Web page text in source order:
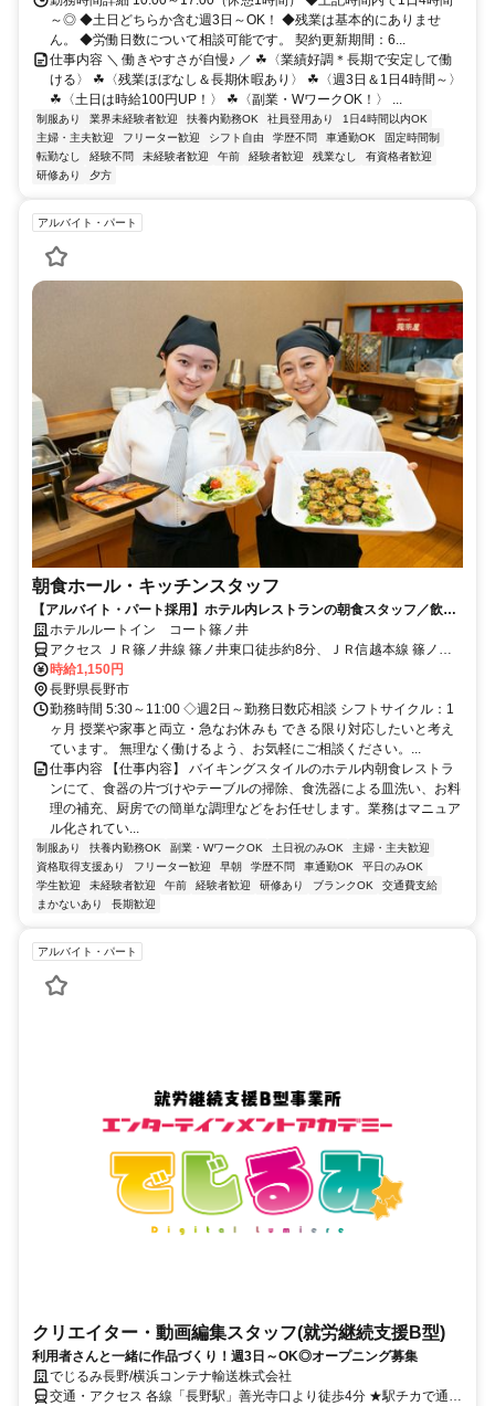
～◎ ◆土日どちらか含む週3日～OK！ ◆残業は基本的にありませ
ん。 ◆労働日数について相談可能です。 契約更新期間：6...
仕事内容 ＼ 働きやすさが自慢♪ ／ ☘〈業績好調＊長期で安定して働
ける〉 ☘〈残業ほぼなし＆長期休暇あり〉 ☘〈週3日＆1日4時間～〉
☘〈土日は時給100円UP！〉 ☘〈副業・WワークOK！〉 ...
制服あり 業界未経験者歓迎 扶養内勤務OK 社員登用あり
1日4時間以内OK
主婦・主夫歓迎
フリーター歓迎 シフト自由 学歴不問 車通勤OK
固定時間制
転勤なし
経験不問 未経験者歓迎 午前 経験者歓迎 残業なし
有資格者歓迎
研修あり
夕方
アルバイト・パート
朝食ホール・キッチンスタッフ
【アルバイト・パート採用】ホテル内レストランの朝食スタッフ／飲食
未経験歓迎！主婦(夫)さん活躍中
ホテルルートイン コート篠ノ井
アクセス ＪＲ篠ノ井線 篠ノ井東口徒歩約8分、ＪＲ信越本線 篠ノ井
東口徒歩約8分、しなの鉄道 篠ノ井東口徒歩約8分
時給1,150円
長野県長野市
勤務時間 5:30～11:00 ◇週2日～勤務日数応相談 シフトサイクル：1
ヶ月 授業や家事と両立・急なお休みも できる限り対応したいと考え
ています。 無理なく働けるよう、お気軽にご相談ください。...
仕事内容 【仕事内容】 バイキングスタイルのホテル内朝食レストラ
ンにて、食器の片づけやテーブルの掃除、食洗器による皿洗い、お料
理の補充、厨房での簡単な調理などをお任せします。業務はマニュア
ル化されてい...
制服あり 扶養内勤務OK 副業・WワークOK 土日祝のみOK
主婦・主夫歓迎
資格取得支援あり
フリーター歓迎 早朝 学歴不問 車通勤OK
平日のみOK
学生歓迎
未経験者歓迎 午前 経験者歓迎 研修あり ブランクOK
交通費支給
まかないあり
長期歓迎
アルバイト・パート
クリエイター・動画編集スタッフ(就労継続支援B型)
利用者さんと一緒に作品づくり！週3日～OK◎オープニング募集
でじるみ長野/横浜コンテナ輸送株式会社
交通・アクセス 各線「長野駅」善光寺口より徒歩4分 ★駅チカで通勤